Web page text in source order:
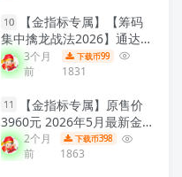
10
【金指标专属】【筹码
集中擒龙战法2026】通达信
龙头战法主力筹码集中控盘
指标公式牛股启动中长线波
列】
3个月
前
下载币99
1831
11
【金指标专属】原售价
3960元 2026年5月最新金钻
【震荡突破】 捕捉创业板科
创板20厘米涨停启动点 回避
2个月
前
下载币398
1863